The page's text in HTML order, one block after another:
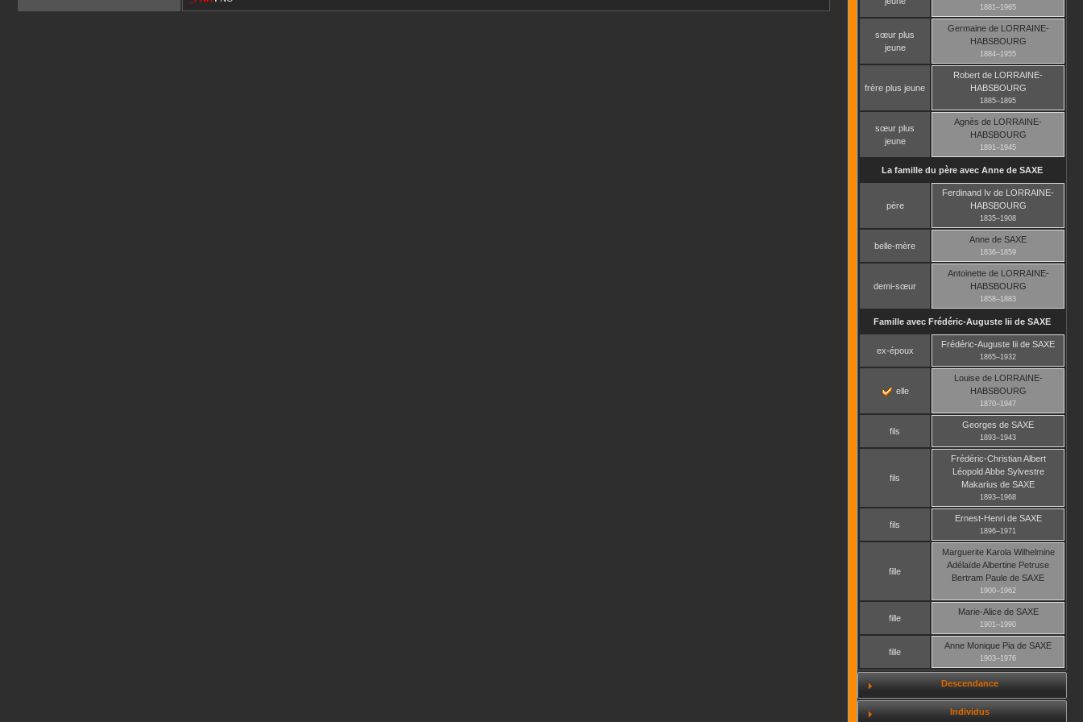
1881–1965
sœur plus
jeune
Germainede LORRAINE-
HABSBOURG
1884–1955
frère plus jeune
Robert de LORRAINE-
HABSBOURG
1885–1895
sœur plus
jeune
Agnès de LORRAINE-
HABSBOURG
1891–1945
La famille du père avec Anne de SAXE
père
Ferdinand Iv de LORRAINE-
HABSBOURG
1835–1908
belle-mère
Anne de SAXE
1836–1859
demi-sœur
Antoinettede LORRAINE-
HABSBOURG
1858–1883
Famille avec Frédéric-Auguste Iii de SAXE
ex-époux
Frédéric-Auguste Iii de SAXE
1865–1932
elle
Louisede LORRAINE-
HABSBOURG
1870–1947
fils
Georges de SAXE
1893–1943
fils
Frédéric-Christian Albert
Léopold Abbe Sylvestre
Makarius de SAXE
1893–1968
fils
Ernest-Henride SAXE
1896–1971
fille
Marguerite Karola Wilhelmine
Adélaïde Albertine Petruse
Bertram Paule de SAXE
1900–1962
fille
Marie-Alicede SAXE
1901–1990
fille
Anne Monique Pia de SAXE
1903–1976
Descendance
Individus